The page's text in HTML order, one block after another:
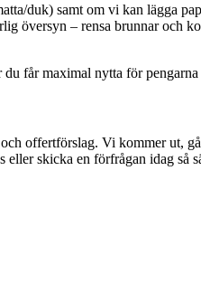
duk) samt om vi kan lägga
översyn – rensa brunnar och
får maximal nytta för pengarna
offertförslag. Vi kommer ut,
skicka en förfrågan idag så